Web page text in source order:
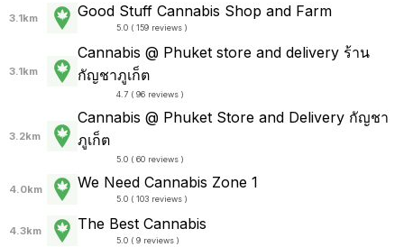
3.1km Good Stuff Cannabis Shop and Farm
5.0 ( 159 reviews )
3.1km
Cannabis @ Phuket store and delivery ร้าน
กัญชาภูเก็ต
4.7 ( 96 reviews )
3.2km
Cannabis @ Phuket Store and Delivery กัญชา
ภูเก็ต
5.0 ( 60 reviews )
4.0km We Need Cannabis Zone 1
5.0 ( 103 reviews )
4.3km The Best Cannabis
5.0 ( 9 reviews )